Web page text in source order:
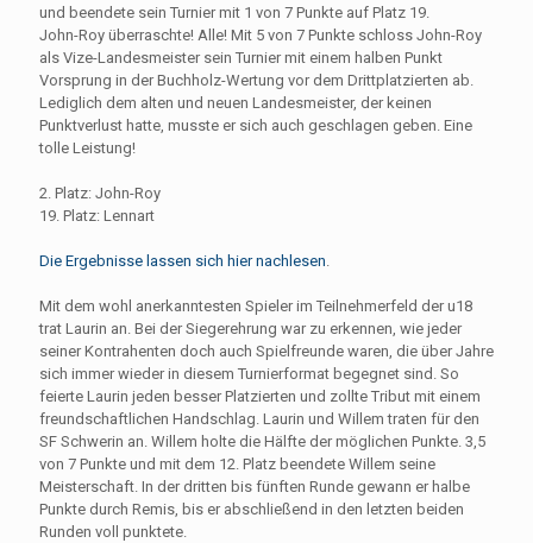
und beendete sein Turnier mit 1 von 7 Punkte auf Platz 19.
John-Roy überraschte! Alle! Mit 5 von 7 Punkte schloss John-Roy
als Vize-Landesmeister sein Turnier mit einem halben Punkt
Vorsprung in der Buchholz-Wertung vor dem Drittplatzierten ab.
Lediglich dem alten und neuen Landesmeister, der keinen
Punktverlust hatte, musste er sich auch geschlagen geben. Eine
tolle Leistung!
2. Platz: John-Roy
19. Platz: Lennart
Die Ergebnisse lassen sich hier nachlesen
Mit dem wohl anerkanntesten Spieler im Teilnehmerfeld der u18
trat Laurin an. Bei der Siegerehrung war zu erkennen, wie jeder
seiner Kontrahenten doch auch Spielfreunde waren, die über Jahre
sich immer wieder in diesem Turnierformat begegnet sind. So
feierte Laurin jeden besser Platzierten und zollte Tribut mit einem
freundschaftlichen Handschlag. Laurin und Willem traten für den
SF Schwerin an. Willem holte die Hälfte der möglichen Punkte. 3,5
von 7 Punkte und mit dem 12. Platz beendete Willem seine
Meisterschaft. In der dritten bis fünften Runde gewann er halbe
Punkte durch Remis, bis er abschließend in den letzten beiden
Runden voll punktete.